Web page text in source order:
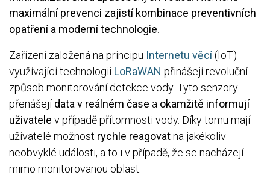
maximální prevenci zajistí kombinace preventivních
opatření a moderní technologie
Zařízení založená na principu Internetu věcí(IoT)
využívající technologii LoRaWAN přinášejí revoluční
způsob monitorování detekce vody. Tyto senzory
přenášejídata v reálném čase a okamžitě informují
uživatele v případě přítomnosti vody. Díky tomu mají
uživatelé možnost rychle reagovatna jakékoliv
neobvyklé události, a to i v případě, že se nacházejí
mimo monitorovanou oblast.